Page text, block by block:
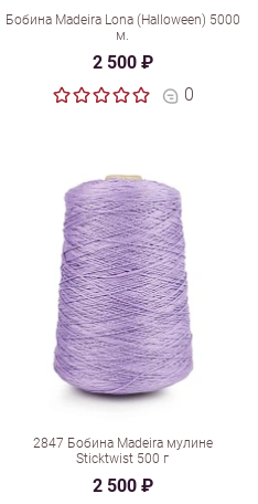
Бобина Madeira Lona (Halloween) 5000
м.
2 500 ₽
0
2847 Бобина Madeira мулине
Sticktwist 500 г
2 500 ₽